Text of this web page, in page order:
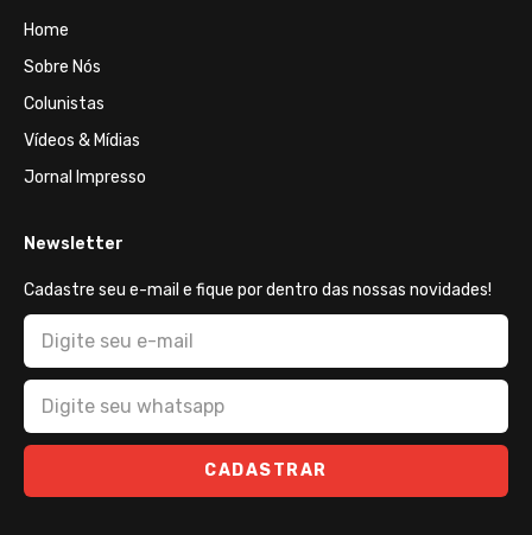
Home
Sobre Nós
Colunistas
Vídeos & Mídias
Jornal Impresso
Newsletter
Cadastre seu e-mail e fique por dentro das nossas novidades!
CADASTRAR